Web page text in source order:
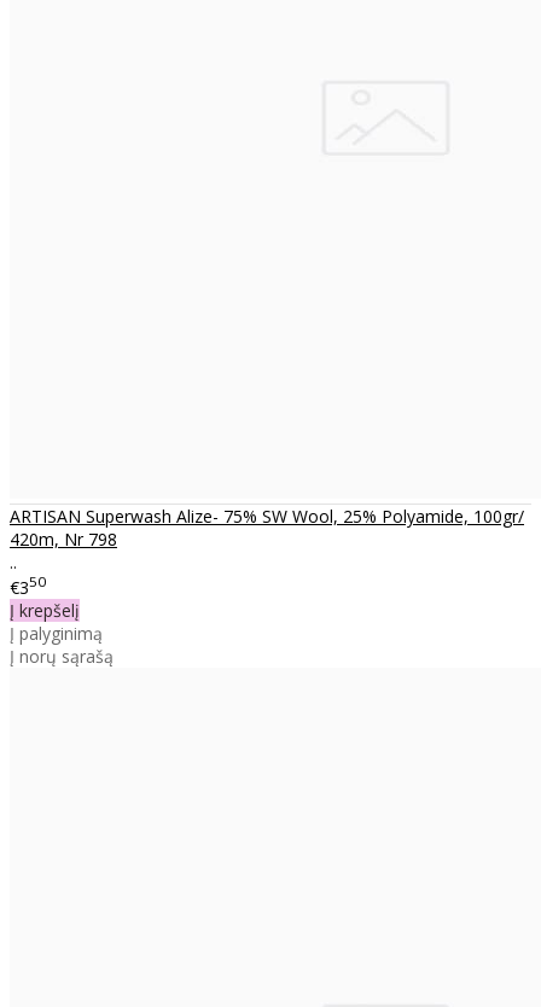
ARTISAN Superwash Alize- 75% SW Wool, 25% Polyamide, 100gr/
420m, Nr 798
..
€350
Į krepšelį
Į palyginimą
Į norų sąrašą